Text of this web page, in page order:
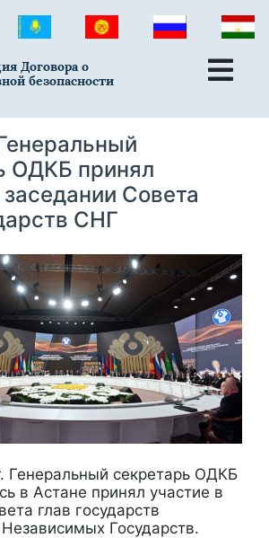
Договора о
безопасности
ОДКБ принял
Совета
СНГ
Генеральный секретарь ОДКБ
в Астане принял участие в
глав государств
Государств.